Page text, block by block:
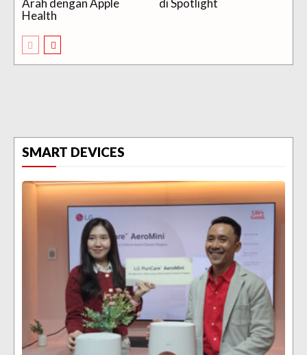
Arah dengan Apple
Health
di Spotlight
SMART DEVICES